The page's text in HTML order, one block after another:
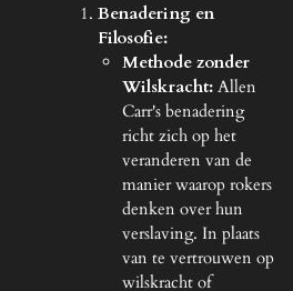
Benadering en
Filosofie:
Methode zonder
Wilskracht: Allen
Carr's benadering
richt zich op het
veranderen van de
manier waarop rokers
denken over hun
verslaving. In plaats
van te vertrouwen op
wilskracht of